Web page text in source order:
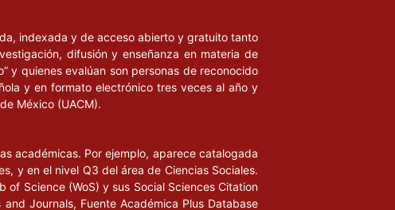
indexada y de acceso abierto y gratuito tanto
difusión y enseñanza en materia de
y quienes evalúan son personas de reconocido
y en formato electrónico tres veces al año y
México (UACM).
académicas. Por ejemplo, aparece catalogada
y en el nivel Q3 del área de Ciencias Sociales.
Science (WoS) y sus Social Sciences Citation
Journals, Fuente Académica Plus Database